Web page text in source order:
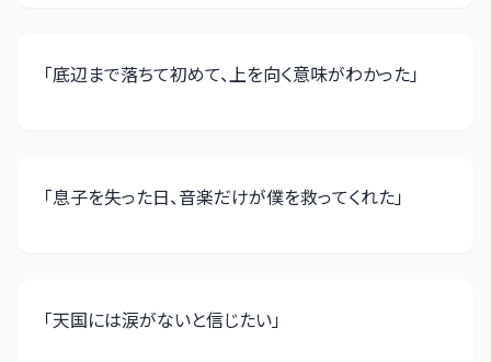
「底辺まで落ちて初めて、上を向く意味がわかった」
「息子を失った日、音楽だけが僕を救ってくれた」
「天国には涙がないと信じたい」